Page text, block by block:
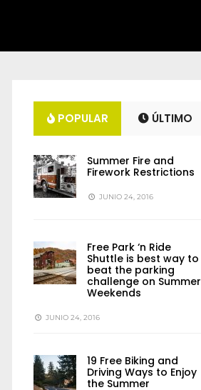
POPULAR ÚLTIMO
Summer Fire and
Firework Restrictions
JUNIO 24, 2016
Free Park ‘n Ride
Shuttle is best way to
beat the parking
challenge on Summer
Weekends
JUNIO 24, 2016
19 Free Biking and
Driving Ways to Enjoy
the Summer